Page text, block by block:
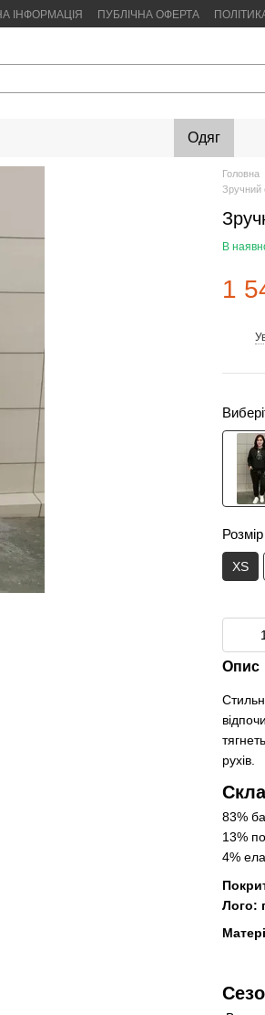
ІНФОРМАЦІЯ ПУБЛІЧНА ОФЕРТА
Одяг
Головна
Зручний
В
1
Розмір
XS
Опис
рухів.
83%
13%
4%
Лого: